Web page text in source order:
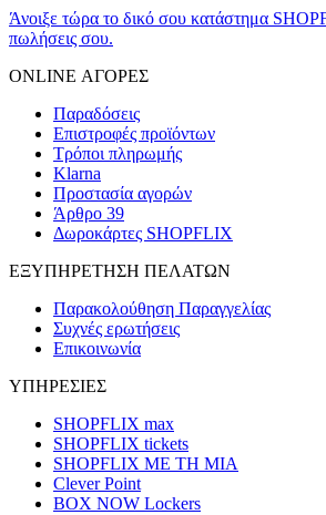
Άνοιξε τώρα το δικό σου κατάστημα
πωλήσεις σου.
ONLINE ΑΓΟΡΕΣ
Παραδόσεις
Επιστροφές προϊόντων
Τρόποι πληρωμής
Klarna
Προστασία αγορών
Άρθρο 39
Δωροκάρτες SHOPFLIX
ΕΞΥΠΗΡΕΤΗΣΗ ΠΕΛΑΤΩΝ
Παρακολούθηση Παραγγελίας
Συχνές ερωτήσεις
Επικοινωνία
ΥΠΗΡΕΣΙΕΣ
SHOPFLIX max
SHOPFLIX tickets
SHOPFLIX ΜΕ ΤΗ ΜΙΑ
Clever Point
BOX NOW Lockers